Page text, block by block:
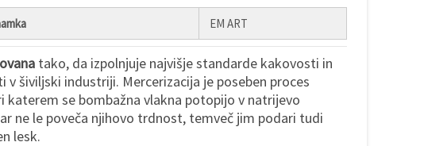
EM ART
tako, da izpolnjuje najvišje standarde kakovosti in
v šiviljski industriji. Mercerizacija je poseben proces
katerem se bombažna vlakna potopijo v natrijevo
ne le poveča njihovo trdnost, temveč jim podari tudi
lesk.